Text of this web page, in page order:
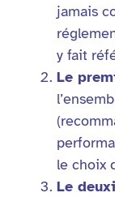
jamais
y fait
Le
le choix
Le